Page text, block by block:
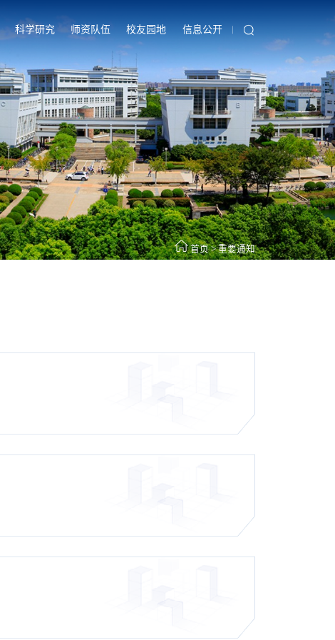
科学研究 师资队伍 校友园地 信息公开
首页 > 重要通知